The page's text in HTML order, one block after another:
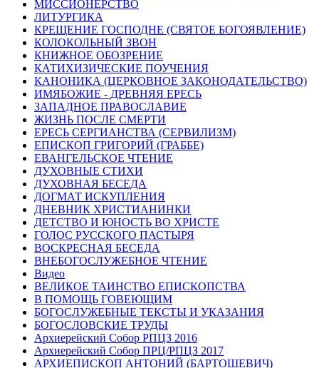
МИССИОНЕРСТВО
ЛИТУРГИКА
КРЕЩЕНИЕ ГОСПОДНЕ (СВЯТОЕ БОГОЯВЛЕНИЕ)
КОЛОКОЛЬНЫЙ ЗВОН
КНИЖНОЕ ОБОЗРЕНИЕ
КАТИХИЗИЧЕСКИЕ ПОУЧЕНИЯ
КАНОНИКА (ЦЕРКОВНОЕ ЗАКОНОДАТЕЛЬСТВО)
ИМЯБОЖИЕ - ДРЕВНЯЯ ЕРЕСЬ
ЗАПАДНОЕ ПРАВОСЛАВИЕ
ЖИЗНЬ ПОСЛЕ СМЕРТИ
ЕРЕСЬ СЕРГИАНСТВА (СЕРВИЛИЗМ)
ЕПИСКОП ГРИГОРИЙ (ГРАББЕ)
ЕВАНГЕЛЬСКОЕ ЧТЕНИЕ
ДУХОВНЫЕ СТИХИ
ДУХОВНАЯ БЕСЕДА
ДОГМАТ ИСКУПЛЕНИЯ
ДНЕВНИК ХРИСТИАНИНКИ
ДЕТСТВО И ЮНОСТЬ ВО ХРИСТЕ
ГОЛОС РУССКОГО ПАСТЫРЯ
ВОСКРЕСНАЯ БЕСЕДА
ВНЕБОГОСЛУЖЕБНОЕ ЧТЕНИЕ
Видео
ВЕЛИКОЕ ТАИНСТВО ЕПИСКОПСТВА
В ПОМОЩЬ ГОВЕЮЩИМ
БОГОСЛУЖЕБНЫЕ ТЕКСТЫ И УКАЗАНИЯ
БОГОСЛОВСКИЕ ТРУДЫ
Архиерейский Собор РПЦЗ 2016
Архиерейский Собор ПРЦ/РПЦЗ 2017
АРХИЕПИСКОП АНТОНИЙ (БАРТОШЕВИЧ)